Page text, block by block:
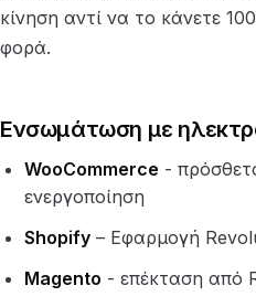
κίνηση αντί να το κάνετε
φορά.
Ενσωμάτωση με
WooCommerce -
ενεργοποίηση
Shopify – Εφαρμογή
Magento - επέκταση από